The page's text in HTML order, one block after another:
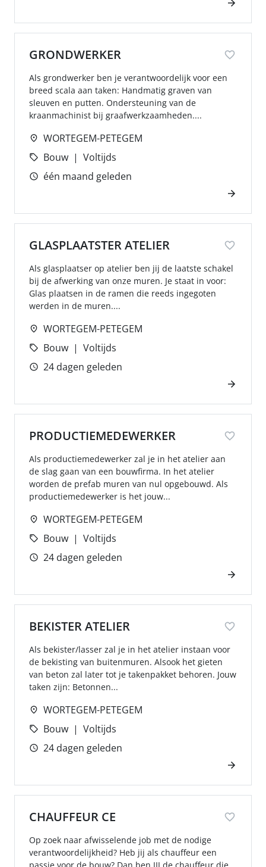
GRONDWERKER
Als grondwerker ben je verantwoordelijk voor een
breed scala aan taken: Handmatig graven van
sleuven en putten. Ondersteuning van de
kraanmachinist bij graafwerkzaamheden....
WORTEGEM-PETEGEM
Bouw
Voltijds
één maand geleden
GLASPLAATSTER ATELIER
Als glasplaatser op atelier ben jij de laatste schakel
bij de afwerking van onze muren. Je staat in voor:
Glas plaatsen in de ramen die reeds ingegoten
werden in de muren....
WORTEGEM-PETEGEM
Bouw
Voltijds
24 dagen geleden
PRODUCTIEMEDEWERKER
Als productiemedewerker zal je in het atelier aan
de slag gaan van een bouwfirma. In het atelier
worden de prefab muren van nul opgebouwd. Als
productiemedewerker is het jouw...
WORTEGEM-PETEGEM
Bouw
Voltijds
24 dagen geleden
BEKISTER ATELIER
Als bekister/lasser zal je in het atelier instaan voor
de bekisting van buitenmuren. Alsook het gieten
van beton zal later tot je takenpakket behoren. Jouw
taken zijn: Betonnen...
WORTEGEM-PETEGEM
Bouw
Voltijds
24 dagen geleden
CHAUFFEUR CE
Op zoek naar afwisselende job met de nodige
verantwoordelijkheid? Heb jij als chauffeur een